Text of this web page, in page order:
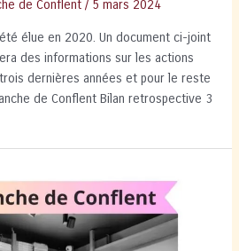
de Conflent / 5 mars 2024
élue en 2020. Un document ci-joint
des informations sur les actions
dernières années et pour le reste
de Conflent Bilan retrospective 3